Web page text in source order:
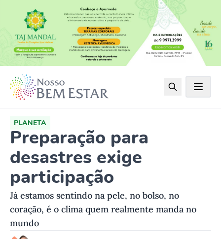
PLANETA
Preparação para
desastres exige
participação
Já estamos sentindo na pele, no bolso, no
coração, é o clima quem realmente manda no
mundo